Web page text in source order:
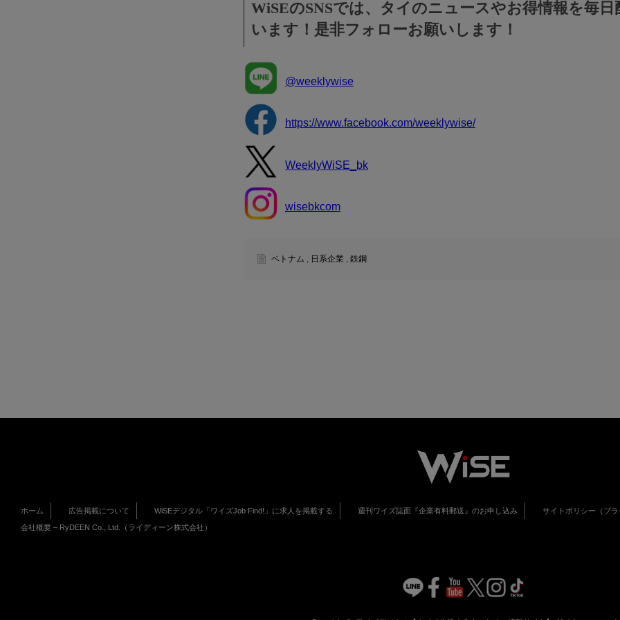
WiSEのSNSでは、タイのニュースやお得情報を毎日
います！是非フォローお願いします！
@weeklywise
https://www.facebook.com/weeklywise/
WeeklyWiSE_bk
wisebkcom
ベトナム , 日系企業 , 鉄鋼
ホーム 広告掲載について WiSEデジタル「ワイズJob Find!」に求人を掲載する 週刊ワイズ誌面『企業有料郵送』のお申し込み
サイトポリシー（プ
会社概要 – RyDEEN Co., Ltd.（ライディーン株式会社）